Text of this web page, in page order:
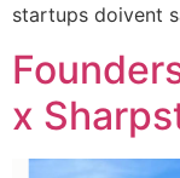
startups doivent
x